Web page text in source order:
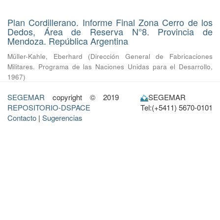
Plan Cordillerano. Informe Final Zona Cerro de los
Dedos, Área de Reserva N°8. Provincia de
Mendoza. República Argentina
Müller-Kahle, Eberhard (Dirección General de Fabricaciones
Militares. Programa de las Naciones Unidas para el Desarrollo,
1967)
SEGEMAR copyright © 2019
REPOSITORIO-DSPACE
Contacto | Sugerencias
SEGEMAR
Tel:(+5411) 5670-0101